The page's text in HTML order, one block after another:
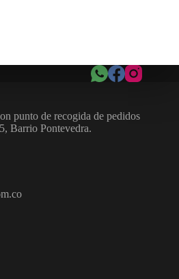
punto de recogida de pedidos
Barrio Pontevedra.